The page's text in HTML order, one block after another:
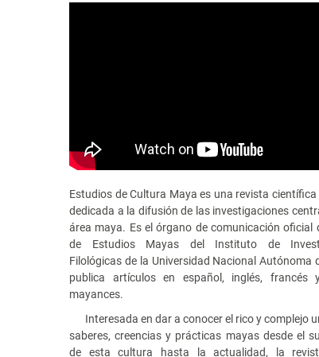
Estudios de Cultura Maya es una revista científica
dedicada a la difusión de las investigaciones
área maya. Es el órgano de comunicación oficial
de Estudios Mayas del Instituto de
Filológicas de la Universidad Nacional Autónoma
publica artículos en español, inglés, francés
mayances.
Interesada en dar a conocer el rico y complejo
saberes, creencias y prácticas mayas desde el
de esta cultura hasta la actualidad, la